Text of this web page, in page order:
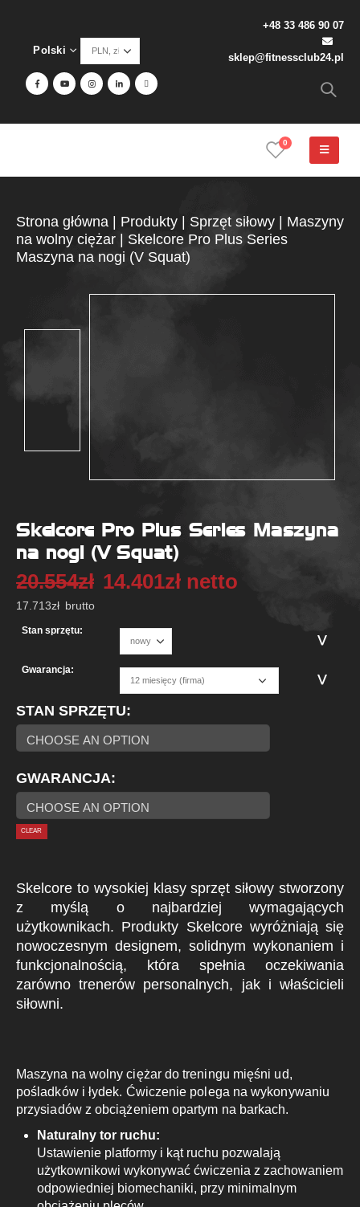
Polski
+48 33 486 90 07
sklep@fitnessclub24.pl
0
Strona główna Produkty Sprzęt siłowy
Maszyny
na wolny ciężar
Skelcore Pro Plus Series
Maszyna na nogi (V Squat)
Skelcore Pro Plus Series Maszyna
na nogi (V Squat)
20.554zł 14.401zł netto
17.713zł brutto
Stan sprzętu:
Gwarancja:
STAN SPRZĘTU
GWARANCJA
CLEAR
Skelcore to wysokiej klasy sprzęt siłowy stworzony
z myślą o najbardziej wymagających
użytkownikach. Produkty Skelcore wyróżniają się
nowoczesnym designem, solidnym wykonaniem i
funkcjonalnością, która spełnia oczekiwania
zarówno trenerów personalnych, jak i właścicieli
siłowni.
Maszyna na wolny ciężar do treningu mięśni ud,
pośladków i łydek. Ćwiczenie polega na wykonywaniu
przysiadów z obciążeniem opartym na barkach.
Naturalny tor ruchu:
Ustawienie platformy i kąt ruchu pozwalają
użytkownikowi wykonywać ćwiczenia z zachowaniem
odpowiedniej biomechaniki, przy minimalnym